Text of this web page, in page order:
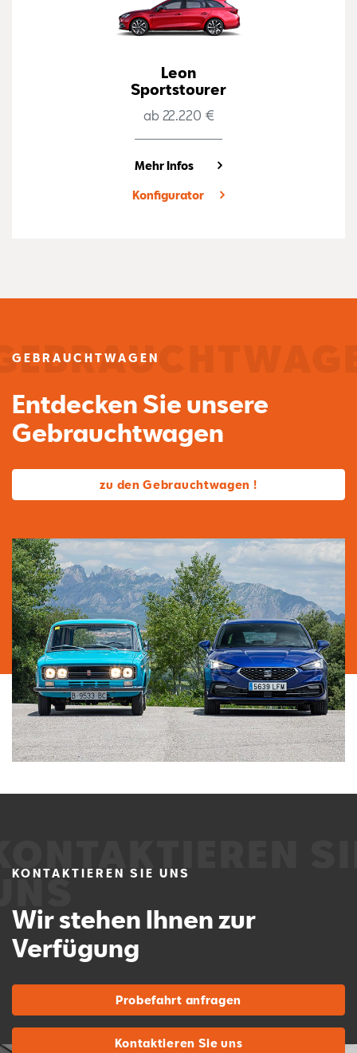
Leon
Sportstourer
ab 22.220 €
Mehr Infos
Konfigurator
GEBRAUCHTWAGEN
Entdecken Sie unsere
Gebrauchtwagen
zu den Gebrauchtwagen !
KONTAKTIEREN SIE UNS
Wir stehen Ihnen zur
Verfügung
Probefahrt anfragen
Kontaktieren Sie uns